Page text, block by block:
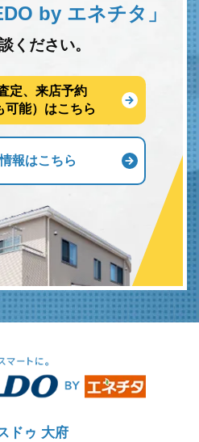
by エネチタ」
ください。
定、来店予約
可能）はこちら
報はこちら
ドゥ 大府